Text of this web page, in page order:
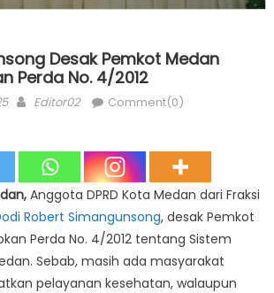
Desak Pemkot Medan
Perda No. 4/2012
Author
Editor02 Comment(0)
Anggota DPRD Kota Medan dari Fraksi
Robert Simangunsong, desak Pemkot
Perda No. 4/2012 tentang Sistem
Sebab, masih ada masyarakat
pelayanan kesehatan, walaupun